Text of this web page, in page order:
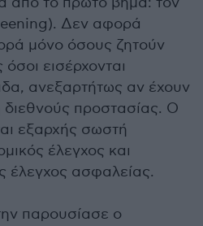
Δεν αφορά
μόνο όσους ζητούν
εισέρχονται
ανεξαρτήτως αν έχουν
διεθνούς προστασίας. Ο
εξαρχής σωστή
έλεγχος και
έλεγχος ασφαλείας.
παρουσίασε ο